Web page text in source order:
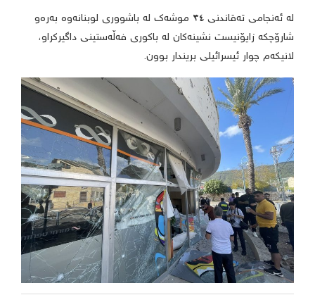
لە ئەنجامی تەقاندنی ٣٤ موشەک لە باشووری لوبنانەوە بەرەو
شارۆچکە زایۆنیست نشینەکان لە باکوری فەڵەستینی داگیرکراو،
لانیکەم چوار ئیسرائیلی بریندار بوون.